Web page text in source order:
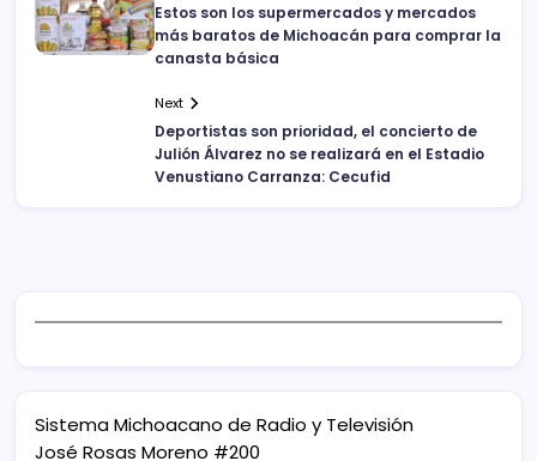
Estos son los supermercados y mercados
más baratos de Michoacán para comprar la
canasta básica
Next
Deportistas son prioridad, el concierto de
Julión Álvarez no se realizará en el Estadio
Venustiano Carranza: Cecufid
Sistema Michoacano de Radio y Televisión
José Rosas Moreno #200